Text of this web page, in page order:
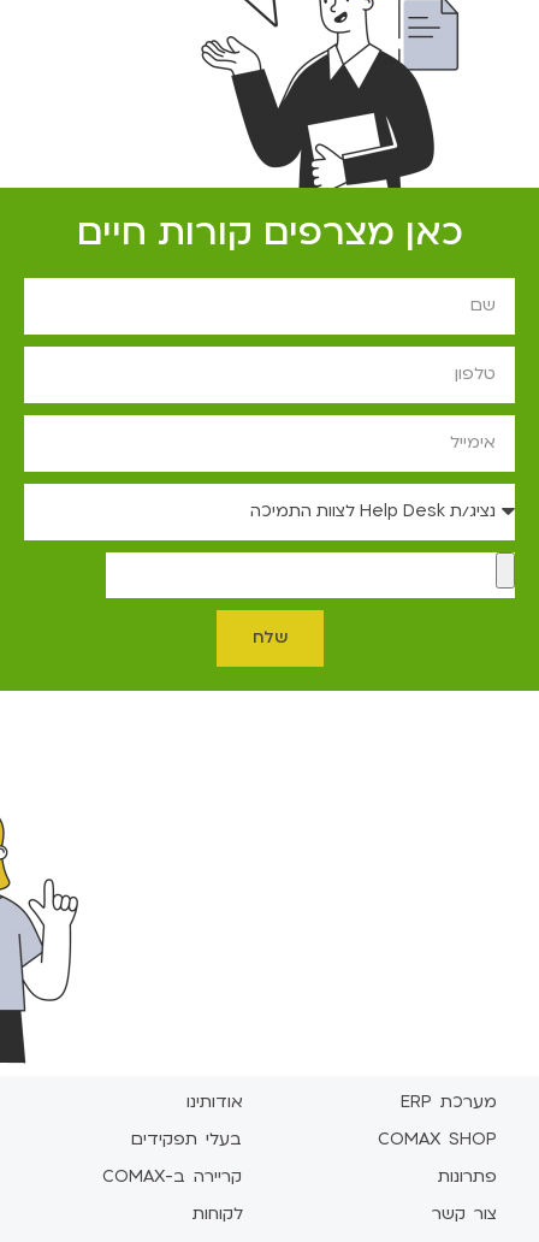
כאן מצרפים קורות חיים
שלח
מערכת ERP
COMAX SHOP
פתרונות
צור קשר
אודותינו
בעלי תפקידים
קריירה ב-COMAX
לקוחות